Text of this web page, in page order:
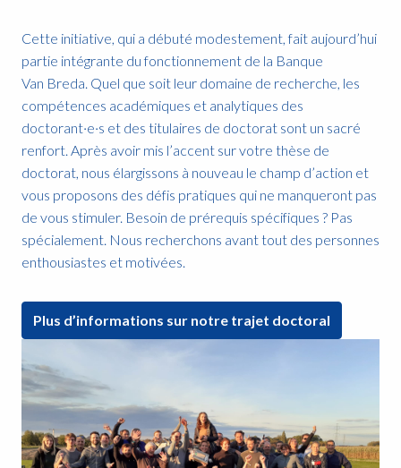
Cette initiative, qui a débuté modestement, fait aujourd’hui
partie intégrante du fonctionnement de la Banque
Van Breda. Quel que soit leur domaine de recherche, les
compétences académiques et analytiques des
doctorant·e·s et des titulaires de doctorat sont un sacré
renfort. Après avoir mis l’accent sur votre thèse de
doctorat, nous élargissons à nouveau le champ d’action et
vous proposons des défis pratiques qui ne manqueront pas
de vous stimuler. Besoin de prérequis spécifiques ? Pas
spécialement. Nous recherchons avant tout des personnes
enthousiastes et motivées.
Plus d’informations sur notre trajet doctoral